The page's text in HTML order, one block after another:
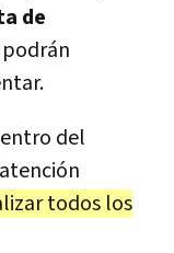
de
del
todos los